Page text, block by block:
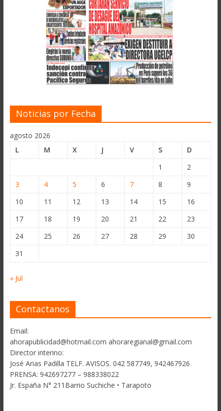
Noticias por Fecha
agosto 2026
L
M X J V S
D
1
2
3
4 5 6 7 8
9
10
11 12 13 14 15
16
17
18 19 20 21 22
23
24
25 26 27 28 29
30
31
« Jul
Contactanos
Email:
ahorapublicidad@hotmail.com ahoraregianal@gmail.com
Director interino:
José Arias Padilla TELF. AVISOS. 042 587749, 942467926
PRENSA: 942697277 – 988338022
Jr. España N° 211Barrio Suchiche • Tarapoto